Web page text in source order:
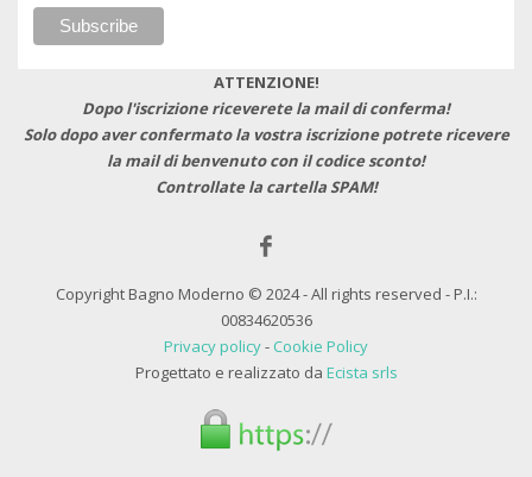
ATTENZIONE!
Dopo l'iscrizione riceverete la mail di conferma!
Solo dopo aver confermato la vostra iscrizione potrete ricevere
la mail di benvenuto con il codice sconto!
Controllate la cartella SPAM!
Copyright Bagno Moderno © 2024 - All rights reserved - P.I.:
00834620536
Privacy policy- Cookie Policy
Progettato e realizzato da Ecista srls